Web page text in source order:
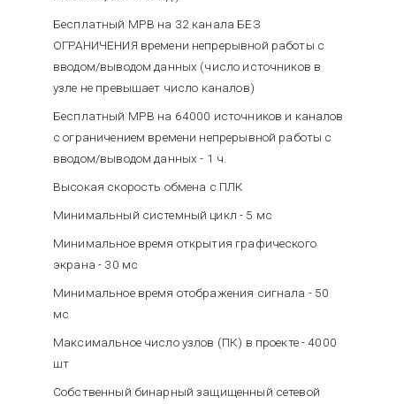
Бесплатный МРВ на 32 канала БЕЗ
ОГРАНИЧЕНИЯ времени непрерывной работы с
вводом/выводом данных (число источников в
узле не превышает число каналов)
Бесплатный МРВ на 64000 источников и каналов
с ограничением времени непрерывной работы с
вводом/выводом данных - 1 ч.
Высокая скорость обмена с ПЛК
Минимальный системный цикл - 5 мс
Минимальное время открытия графического
экрана - 30 мс
Минимальное время отображения сигнала - 50
мс
Максимальное число узлов (ПК) в проекте - 4000
шт
Cобственный бинарный защищенный сетевой